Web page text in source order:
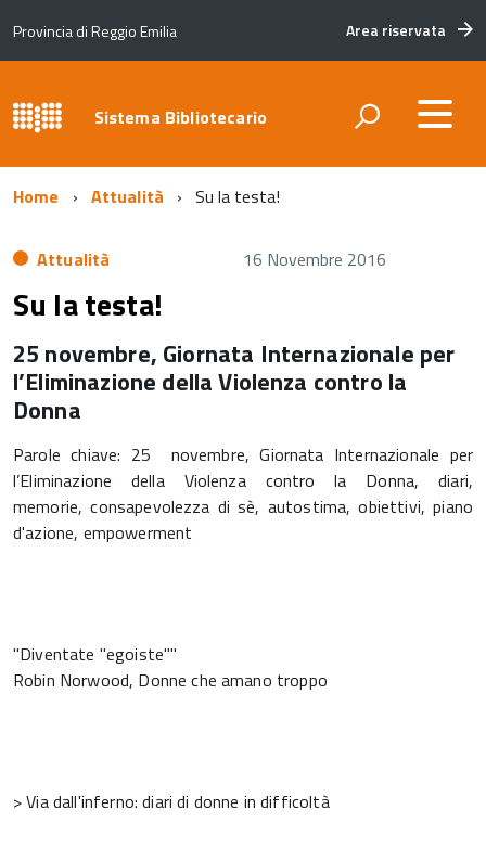
Provincia di Reggio Emilia Area riservata
Sistema Bibliotecario
Home Attualità Su la testa!
Attualità 16 Novembre 2016
Su la testa!
25 novembre, Giornata Internazionale per
l’Eliminazione della Violenza contro la
Donna
Parole chiave: 25 novembre, Giornata Internazionale per
l’Eliminazione della Violenza contro la Donna, diari,
memorie, consapevolezza di sè, autostima, obiettivi, piano
d'azione, empowerment
"Diventate "egoiste""
Robin Norwood, Donne che amano troppo
> Via dall'inferno: diari di donne in difficoltà